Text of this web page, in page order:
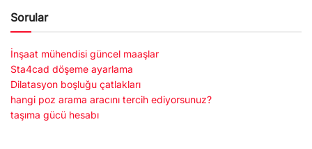
Sorular
İnşaat mühendisi güncel maaşlar
Sta4cad döşeme ayarlama
Dilatasyon boşluğu çatlakları
hangi poz arama aracını tercih ediyorsunuz?
taşıma gücü hesabı